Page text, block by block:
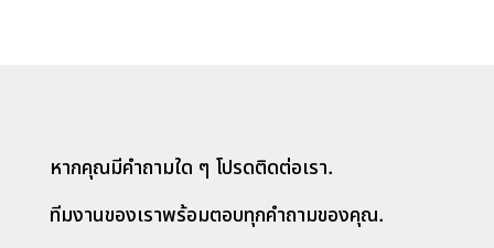
หากคุณมีคำถามใด ๆ โปรดติดต่อเรา.
ทีมงานของเราพร้อมตอบทุกคำถามของคุณ.